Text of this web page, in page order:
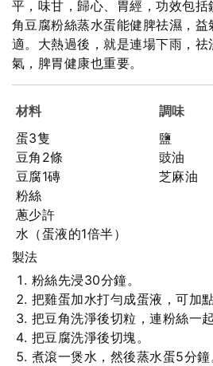
平，味甘，歸心、胃經，功效包
角豆腐粉絲蒸水蛋能健脾祛濕，
適。大熱過後，就是連場下雨，祛
氣，脾胃健康也重要。
材料
調味
蛋3隻
豆角2條
豆腐1磚
粉絲
蔥少許
水（蛋液的1倍半）
鹽
豉油
芝麻油
製法
粉絲先浸30分鐘。
把雞蛋加水打勻成蛋液，可加點
把豆角洗淨後切粒，連粉絲一
把豆腐洗淨後切塊。
煮滾一煲水，然後蒸水蛋5分鐘